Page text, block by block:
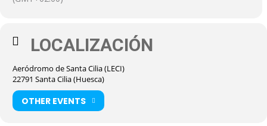
LOCALIZACIÓN
Aeródromo de Santa Cilia (LECI)
22791 Santa Cilia (Huesca)
OTHER EVENTS